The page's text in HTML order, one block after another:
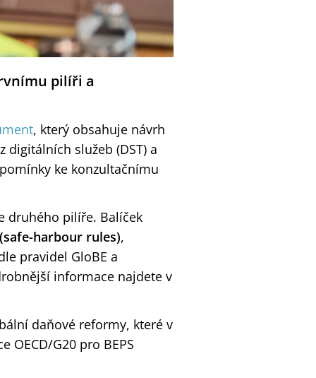
pilíři a
, který obsahuje návrh
služeb (DST) a
ke konzultačnímu
druhého pilíře. Balíček
harbour rules),
pravidel GloBE a
informace najdete v
daňové reformy, které v
OECD/G20 pro BEPS